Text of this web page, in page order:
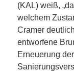
(KAL) weiß,
welchem
Cramer
entworfene
Erneuerung